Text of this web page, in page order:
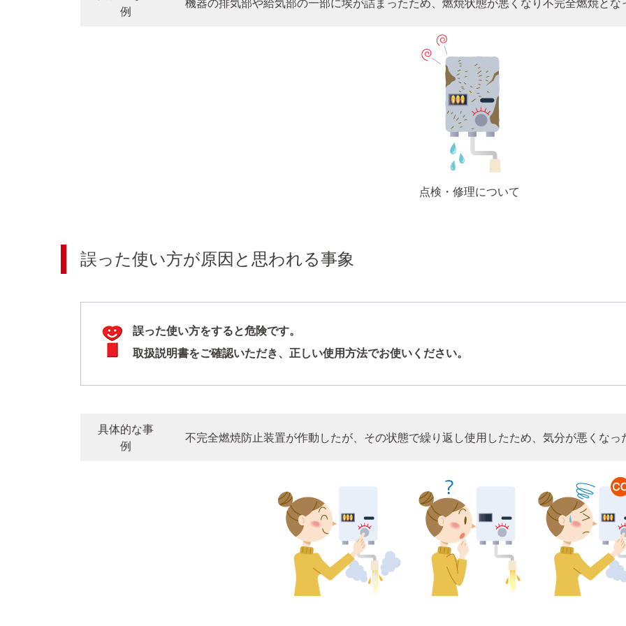
例
機器の排気部や給気部の一部に埃が詰まったため、燃焼状態が悪くなり不完全燃焼とな
点検・修理について
誤った使い方が原因と思われる事象
誤った使い方をすると危険です。
取扱説明書をご確認いただき、正しい使用方法でお使いください。
具体的な事
例
不完全燃焼防止装置が作動したが、その状態で繰り返し使用したため、気分が悪くなっ